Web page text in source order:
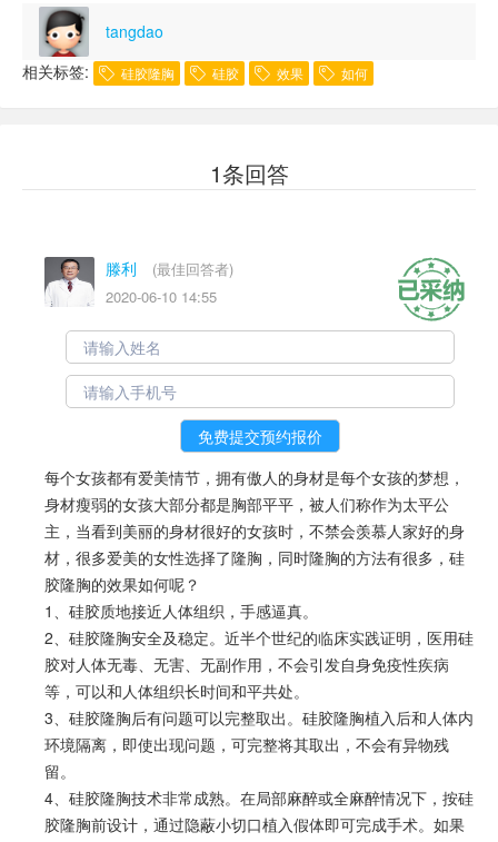
tangdao
相关标签:
硅胶隆胸 硅胶 效果 如何
1条回答
滕利
(最佳回答者)
2020-06-10 14:55
每个女孩都有爱美情节，拥有傲人的身材是每个女孩的梦想，
身材瘦弱的女孩大部分都是胸部平平，被人们称作为太平公
主，当看到美丽的身材很好的女孩时，不禁会羡慕人家好的身
材，很多爱美的女性选择了隆胸，同时隆胸的方法有很多，硅
胶隆胸的效果如何呢？
1、硅胶质地接近人体组织，手感逼真。
2、硅胶隆胸安全及稳定。近半个世纪的临床实践证明，医用硅
胶对人体无毒、无害、无副作用，不会引发自身免疫性疾病
等，可以和人体组织长时间和平共处。
3、硅胶隆胸后有问题可以完整取出。硅胶隆胸植入后和人体内
环境隔离，即使出现问题，可完整将其取出，不会有异物残
留。
4、硅胶隆胸技术非常成熟。在局部麻醉或全麻醉情况下，按硅
胶隆胸前设计，通过隐蔽小切口植入假体即可完成手术。如果